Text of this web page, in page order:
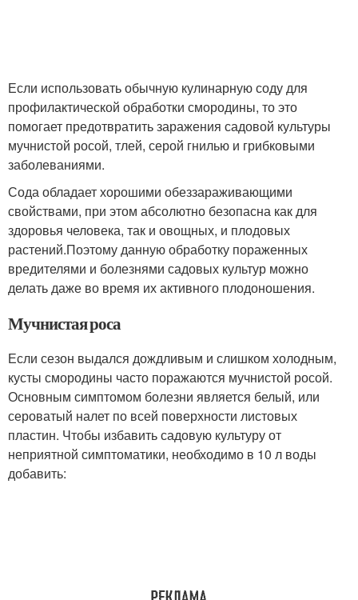
Если использовать обычную кулинарную соду для
профилактической обработки смородины, то это
помогает предотвратить заражения садовой культуры
мучнистой росой, тлей, серой гнилью и грибковыми
заболеваниями.
Сода обладает хорошими обеззараживающими
свойствами, при этом абсолютно безопасна как для
здоровья человека, так и овощных, и плодовых
растений.Поэтому данную обработку пораженных
вредителями и болезнями садовых культур можно
делать даже во время их активного плодоношения.
Мучнистая роса
Если сезон выдался дождливым и слишком холодным,
кусты смородины часто поражаются мучнистой росой.
Основным симптомом болезни является белый, или
сероватый налет по всей поверхности листовых
пластин. Чтобы избавить садовую культуру от
неприятной симптоматики, необходимо в 10 л воды
добавить: